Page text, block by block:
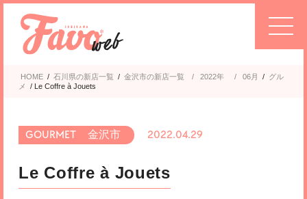
HOME / 石川県の新店一覧 / 金沢市 2022年 / 06月 / グル
メ
/ Le Coffre à Jouets
金沢市 2022.04.29
Le Coffre à Jouets